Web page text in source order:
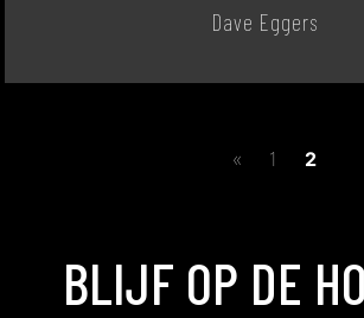
Dave Eggers
« 1 2
BLIJF OP DE